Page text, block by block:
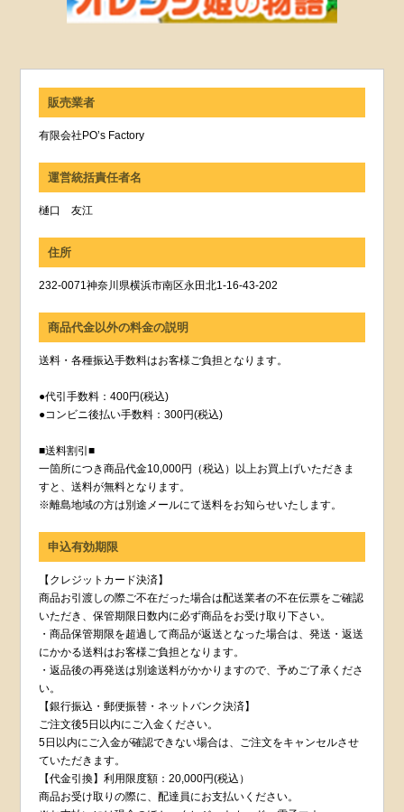
販売業者
有限会社PO’s Factory
運営統括責任者名
樋口 友江
住所
232-0071神奈川県横浜市南区永田北1-16-43-202
商品代金以外の料金の説明
送料・各種振込手数料はお客様ご負担となります。
●代引手数料：400円(税込)
●コンビニ後払い手数料：300円(税込)
■送料割引■
一箇所につき商品代金10,000円（税込）以上お買上げいただきま
すと、送料が無料となります。
※離島地域の方は別途メールにて送料をお知らせいたします。
申込有効期限
【クレジットカード決済】
商品お引渡しの際ご不在だった場合は配送業者の不在伝票をご確認
いただき、保管期限日数内に必ず商品をお受け取り下さい。
・商品保管期限を超過して商品が返送となった場合は、発送・返送
にかかる送料はお客様ご負担となります。
・返品後の再発送は別途送料がかかりますので、予めご了承くださ
い。
【銀行振込・郵便振替・ネットバンク決済】
ご注文後5日以内にご入金ください。
5日以内にご入金が確認できない場合は、ご注文をキャンセルさせ
ていただきます。
【代金引換】利用限度額：20,000円(税込）
商品お受け取りの際に、配達員にお支払いください。